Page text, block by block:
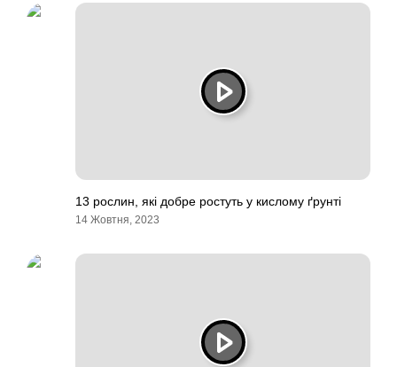
13 рослин, які добре ростуть у кислому ґрунті
14 Жовтня, 2023